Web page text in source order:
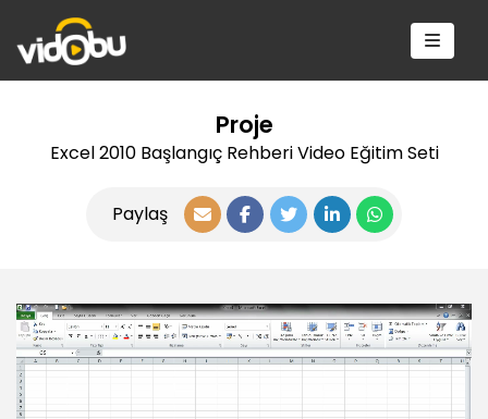
Proje
Excel 2010 Başlangıç Rehberi Video Eğitim Seti
Paylaş